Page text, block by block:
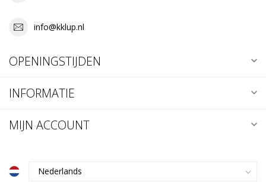
info@kklup.nl
OPENINGSTIJDEN
INFORMATIE
MIJN ACCOUNT